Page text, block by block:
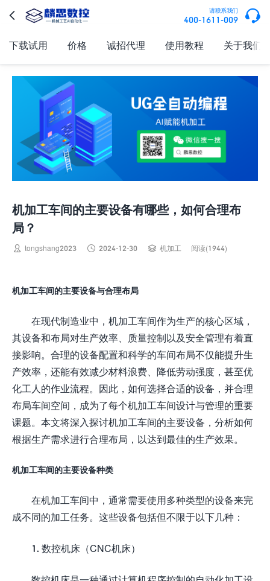
 请联系我们
400-1611-009 
下载试用 价格 诚招代理 使用教程 关于我们
机加工车间的主要设备有哪些，如何合理布
局？
 tongshang2023  2024-12-30  机加工 阅读(1944)
机加工车间的主要设备与合理布局
在现代制造业中，机加工车间作为生产的核心区域，
其设备和布局对生产效率、质量控制以及安全管理有着直
接影响。合理的设备配置和科学的车间布局不仅能提升生
产效率，还能有效减少材料浪费、降低劳动强度，甚至优
化工人的作业流程。因此，如何选择合适的设备，并合理
布局车间空间，成为了每个机加工车间设计与管理的重要
课题。本文将深入探讨机加工车间的主要设备，分析如何
根据生产需求进行合理布局，以达到最佳的生产效果。
机加工车间的主要设备种类
在机加工车间中，通常需要使用多种类型的设备来完
成不同的加工任务。这些设备包括但不限于以下几种：
1. 数控机床（CNC机床）